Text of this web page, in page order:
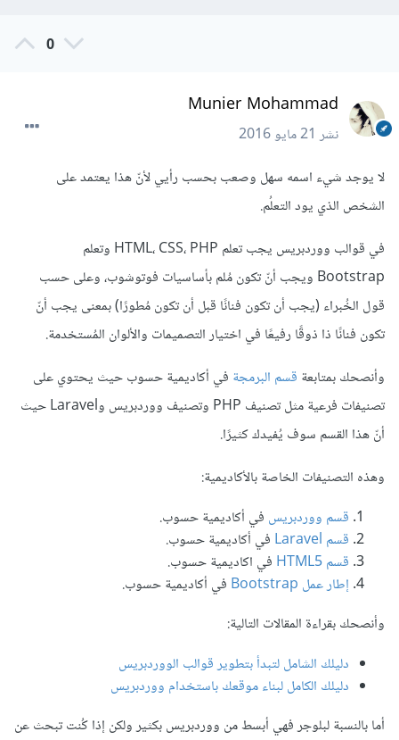
0
Munier Mohammad
نشر21 مايو 2016
لا يوجد شيء اسمه سهل وصعب بحسب رأيي لأنّ هذا يعتمد على
الشخص الذي يود التعلُم.
في قوالب ووردبريس يجب تعلم HTML، CSS، PHP وتعلم
Bootstrap ويجب أنّ تكون مُلم بأساسيات فوتوشوب، وعلى حسب
قول الخُبراء (يجب أن تكون فنانًا قبل أن تكون مُطورًا) بمعنى يجب أنّ
تكون فنانًا ذا ذوقًا رفيعًا في اختيار التصميمات والألوان المُستخدمة.
وأنصحك بمتابعة قسم البرمجةفي أكاديمية حسوب حيث يحتوي على
تصنيفات فرعية مثل تصنيف PHP وتصنيف ووردبريس وLaravel حيث
أنّ هذا القسم سوف يُفيدك كثيرًا.
وهذه التصنيفات الخاصة بالأكاديمية:
قسم ووردبريس في أكاديمية حسوب.
قسم Laravel
في أكاديمية حسوب.
قسم HTML5
في اكاديمية حسوب.
إطار عمل Bootstrap
في أكاديمية حسوب.
وأنصحك بقراءة المقالات التالية:
دليلك الشامل لتبدأ بتطوير قوالب الووردبريس
دليلك الكامل لبناء موقعك باستخدام ووردبريس
أما بالنسبة لبلوجر فهي أبسط من ووردبريس بكثير ولكن إذا كُنت تبحث عن